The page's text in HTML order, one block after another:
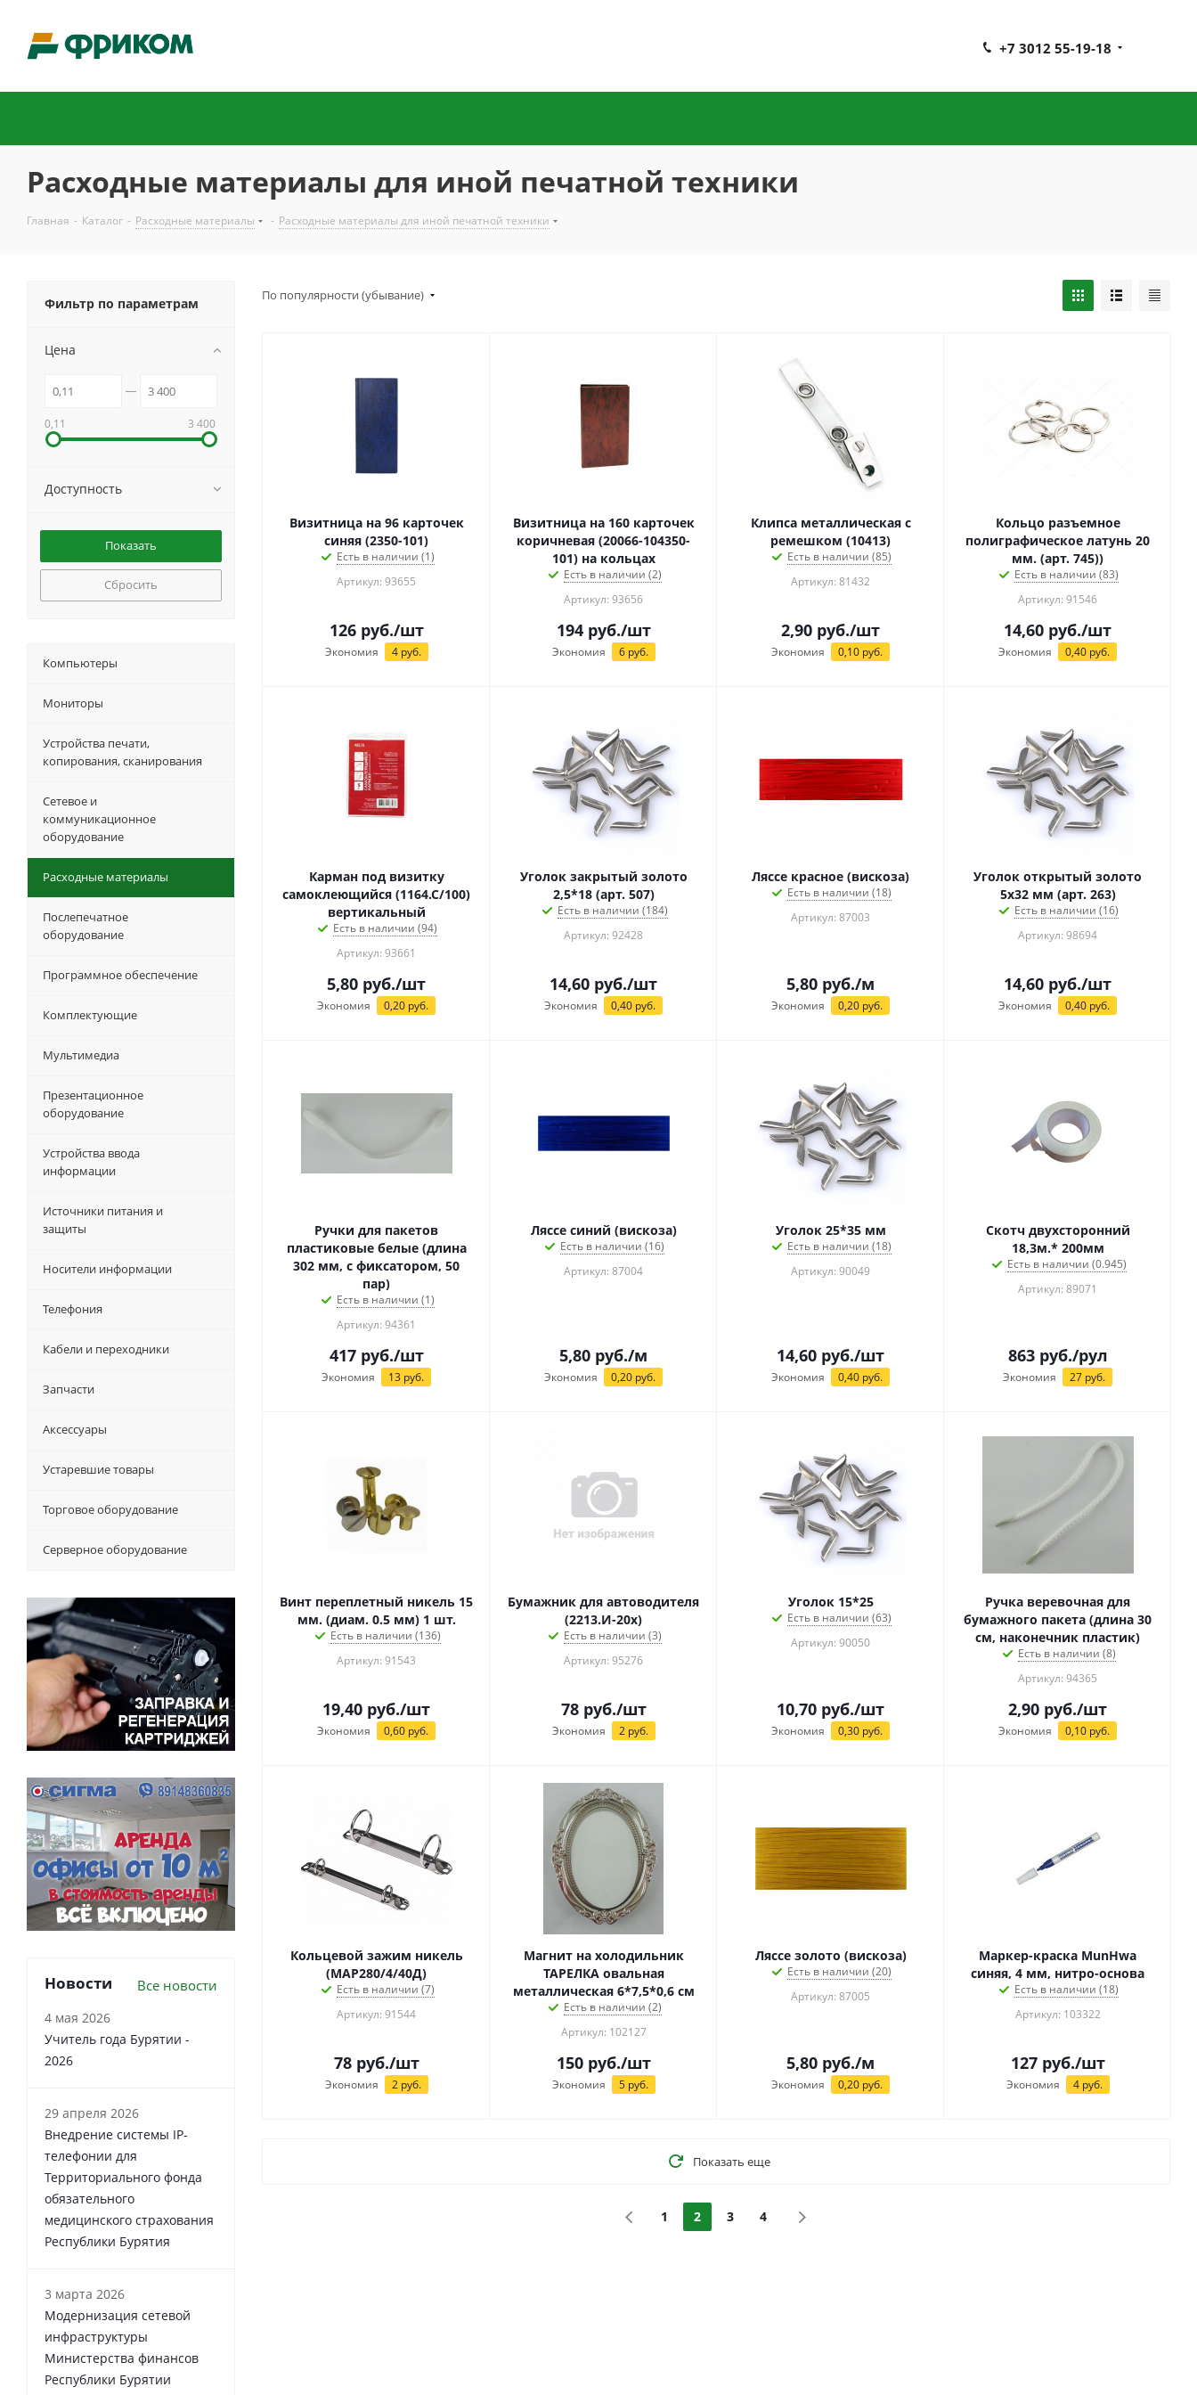
+7 3012 55-19-18
Расходные материалы для иной печатной техники
Главная - Каталог - Расходные материалы - Расходные материалы для иной печатной техники
По популярности (убывание)
Визитница на 96 карточек
синяя (2350-101)
Есть в наличии (1)
Артикул: 93655
126руб./шт
Экономия 4руб.
Визитница на 160 карточек
коричневая (20066-104350-
101) на кольцах
Есть в наличии (2)
Артикул: 93656
194руб./шт
Экономия 6руб.
Клипса металлическая с
ремешком (10413)
Есть в наличии (85)
Артикул: 81432
2,90 руб./шт
Экономия 0,10 руб.
Кольцо разъемное
полиграфическое латунь 20
мм. (арт. 745))
Есть в наличии (83)
Артикул: 91546
14,60 руб./шт
Экономия 0,40 руб.
Карман под визитку
самоклеющийся (1164.С/100)
вертикальный
Есть в наличии (94)
Артикул: 93661
5,80 руб./шт
Экономия 0,20 руб.
Уголок закрытый золото
2,5*18 (арт. 507)
Есть в наличии (184)
Артикул: 92428
14,60 руб./шт
Экономия 0,40 руб.
Ляссе красное (вискоза)
Есть в наличии (18)
Артикул: 87003
5,80 руб./м
Экономия 0,20 руб.
Уголок открытый золото
5х32 мм (арт. 263)
Есть в наличии (16)
Артикул: 98694
14,60 руб./шт
Экономия 0,40 руб.
Ручки для пакетов
пластиковые белые (длина
302 мм, с фиксатором, 50
пар)
Есть в наличии (1)
Артикул: 94361
417руб./шт
Экономия 13 руб.
Ляссе синий (вискоза)
Есть в наличии (16)
Артикул: 87004
5,80 руб./м
Экономия 0,20 руб.
Уголок 25*35 мм
Есть в наличии (18)
Артикул: 90049
14,60 руб./шт
Экономия 0,40 руб.
Скотч двухсторонний
18,3м.* 200мм
Есть в наличии (0.945)
Артикул: 89071
863руб./рул
Экономия 27 руб.
Винт переплетный никель 15
мм. (диам. 0.5 мм) 1 шт.
Есть в наличии (136)
Артикул: 91543
19,40 руб./шт
Экономия 0,60 руб.
Бумажник для автоводителя
(2213.И-20х)
Есть в наличии (3)
Артикул: 95276
78руб./шт
Экономия 2руб.
Уголок 15*25
Есть в наличии (63)
Артикул: 90050
10,70 руб./шт
Экономия 0,30 руб.
Ручка веревочная для
бумажного пакета (длина 30
см, наконечник пластик)
Есть в наличии (8)
Артикул: 94365
2,90 руб./шт
Экономия 0,10 руб.
Кольцевой зажим никель
(МАР280/4/40Д)
Есть в наличии (7)
Артикул: 91544
78руб./шт
Экономия 2руб.
Магнит на холодильник
ТАРЕЛКА овальная
металлическая 6*7,5*0,6 см
Есть в наличии (2)
Артикул: 102127
150руб./шт
Экономия 5руб.
Ляссе золото (вискоза)
Есть в наличии (20)
Артикул: 87005
5,80 руб./м
Экономия 0,20 руб.
Маркер-краска MunHwa
синяя, 4 мм, нитро-основа
Есть в наличии (18)
Артикул: 103322
127руб./шт
Экономия 4руб.
Показать еще
1 2 3 4
Фильтр по параметрам
Цена
0,11 3 400
Доступность
Сбросить
Компьютеры
Мониторы
Устройства печати,
копирования, сканирования
Сетевое и
коммуникационное
оборудование
Расходные материалы
Послепечатное
оборудование
Программное обеспечение
Комплектующие
Мультимедиа
Презентационное
оборудование
Устройства ввода
информации
Источники питания и
защиты
Носители информации
Телефония
Кабели и переходники
Запчасти
Аксессуары
Устаревшие товары
Торговое оборудование
Серверное оборудование
Новости Все новости
4 мая 2026
Учитель года Бурятии -
2026
29 апреля 2026
Внедрение системы IP-
телефонии для
Территориального фонда
обязательного
медицинского страхования
Республики Бурятия
3 марта 2026
Модернизация сетевой
инфраструктуры
Министерства финансов
Республики Бурятии